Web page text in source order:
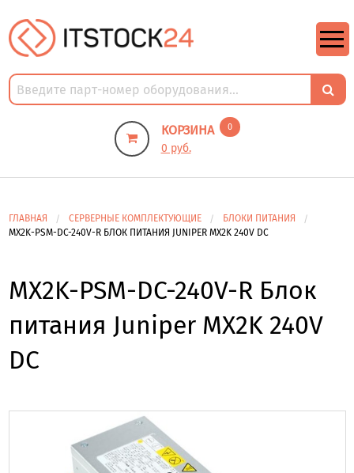
КОРЗИНА 0
0 руб.
ГЛАВНАЯ СЕРВЕРНЫЕ КОМПЛЕКТУЮЩИЕ
БЛОКИ ПИТАНИЯ
MX2K-PSM-DC-240V-R БЛОК ПИТАНИЯ JUNIPER MX2K 240V DC
MX2K-PSM-DC-240V-R Блок
питания Juniper MX2K 240V
DC